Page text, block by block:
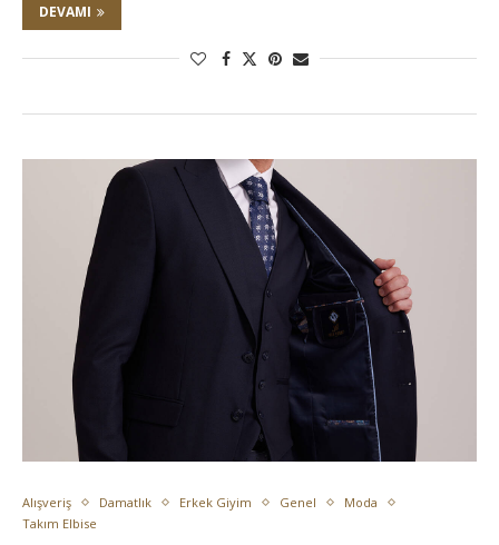
DEVAMI
Alışveriş Damatlık Erkek Giyim Genel
Moda
Takım Elbise